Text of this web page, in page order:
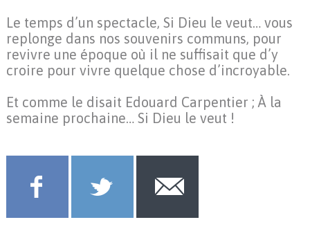
Le temps d’un spectacle, Si Dieu le veut… vous
replonge dans nos souvenirs communs, pour
revivre une époque où il ne suffisait que d’y
croire pour vivre quelque chose d’incroyable.
Et comme le disait Edouard Carpentier ; À la
semaine prochaine… Si Dieu le veut !